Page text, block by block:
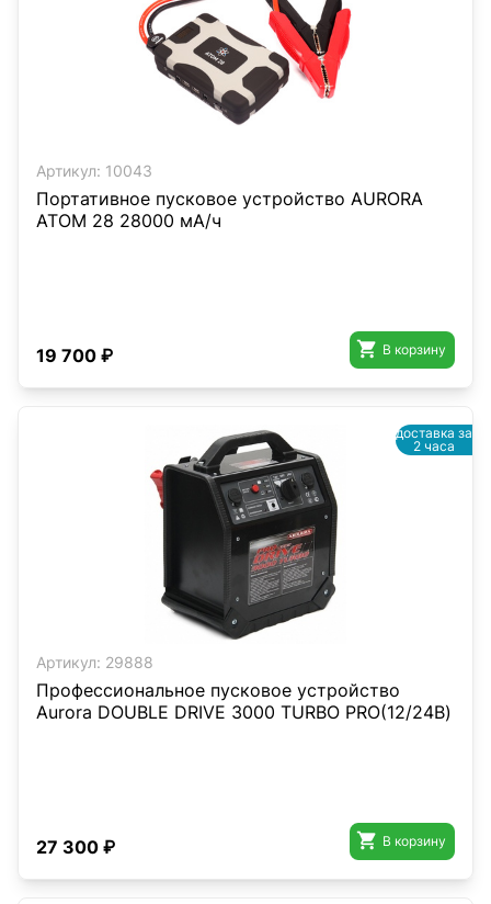
Артикул: 10043
Портативное пусковое устройство AURORA
ATOM 28 28000 мА/ч
19 700 ₽  В корзину
Артикул: 29888
Профессиональное пусковое устройство
Aurora DOUBLE DRIVE 3000 TURBO PRO(12/24В)
27 300 ₽  В корзину
доставка за
2 часа